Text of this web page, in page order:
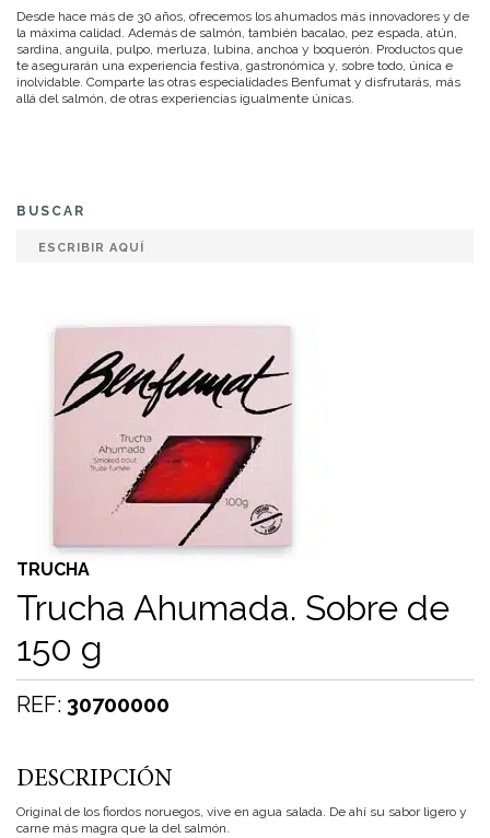
Desde hace más de 30 años, ofrecemos los ahumados más innovadores y de
la máxima calidad. Además de salmón, también bacalao, pez espada, atún,
sardina, anguila, pulpo, merluza, lubina, anchoa y boquerón. Productos que
te asegurarán una experiencia festiva, gastronómica y, sobre todo, única e
inolvidable. Comparte las otras especialidades Benfumat y disfrutarás, más
allá del salmón, de otras experiencias igualmente únicas.
BUSCAR
TRUCHA
Trucha Ahumada. Sobre de
150 g
REF: 30700000
DESCRIPCIÓN
Original de los fiordos noruegos, vive en agua salada. De ahí su sabor ligero y
carne más magra que la del salmón.